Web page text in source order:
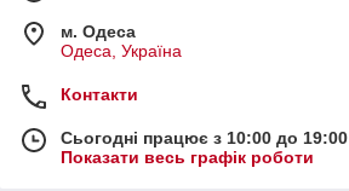
м. Одеса
Одеса, Україна
Контакти
Сьогодні працює з 10:00 до 19:00
Показати весь графік роботи